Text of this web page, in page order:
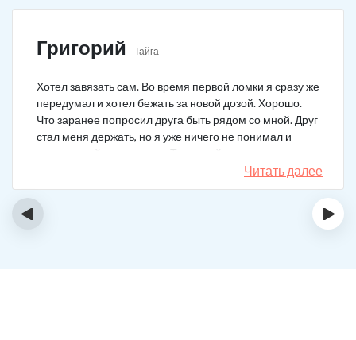
Григорий Тайга
Хотел завязать сам. Во время первой ломки я сразу же
передумал и хотел бежать за новой дозой. Хорошо.
Что заранее попросил друга быть рядом со мной. Друг
стал меня держать, но я уже ничего не понимал и
начал силой вырываться. Тогда мой товарищ просто
связан меня и позвонил в клинику. На дом приехал
нарколог, мне сделали какую-то капельницу, после
для прохождения курса реабилитации, так я и сделал.
Читать далее
‹ ›